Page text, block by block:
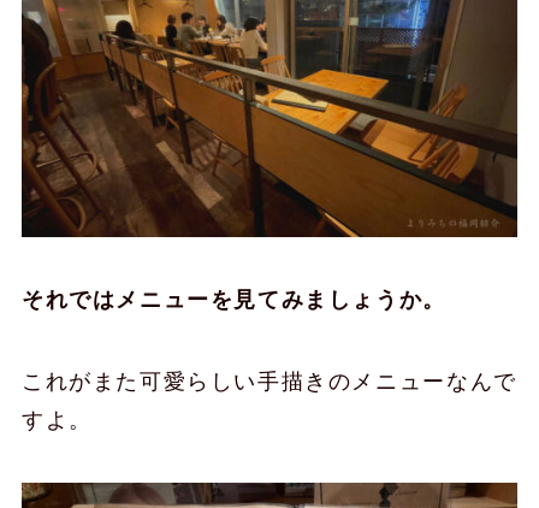
それではメニューを見てみましょうか。
これがまた可愛らしい手描きのメニューなんで
すよ。